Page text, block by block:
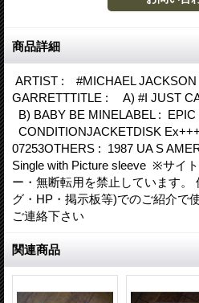
商品詳細
ARTIST : #MICHAEL
GARRETTTITLE : A) #I JUST
B) BABY BE MINELABEL : EPIC
CONDITIONJACKETDISK
07253OTHERS : 1987 UA S
Single with Picture sleeve ※サイ
ー・無断転用を禁止しています。
グ・HP・掲示板等)でのご紹介で
ご連絡下さい
関連商品